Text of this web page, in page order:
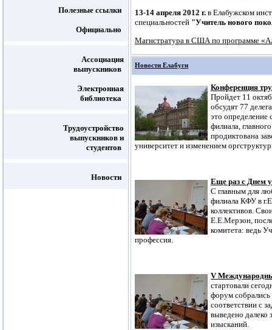
Полезные ссылки
Официально
Ассоциация
выпускников
Электронная
библиотека
Трудоустройство
выпускников и
студентов
Новости
13-14 апреля 2012 г. в Елабужском
специальностей "Учитель нового
Магистратура в США по программе
Новости Елабуги
Конференция
Пройдет 11
обсудят 77
это определение
филиала,
продиктована
университет и изменением
Еще раз с Днем
С главным для
филиала КФУ в
коллективов.
Е.Е.Мерзон,
комитета: ведь
профессия.
V
стартовали
форум
соответствии с
выведено далеко
изысканий.